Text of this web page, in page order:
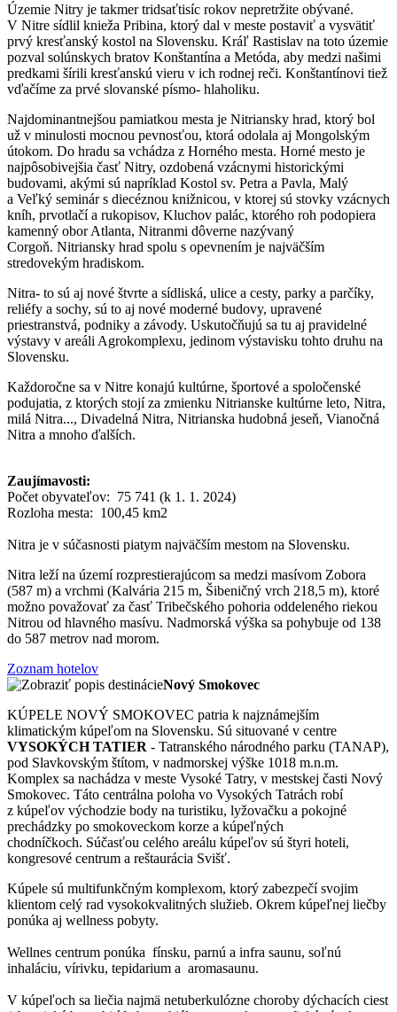
Územie Nitry je takmer tridsaťtisíc rokov nepretržite obývané.
V Nitre sídlil knieža Pribina, ktorý dal v meste postaviť a vysvätiť
prvý kresťanský kostol na Slovensku. Kráľ Rastislav na toto územie
pozval solúnskych bratov Konštantína a Metóda, aby medzi našimi
predkami šírili kresťanskú vieru v ich rodnej reči. Konštantínovi tiež
vďačíme za prvé slovanské písmo- hlaholiku.
Najdominantnejšou pamiatkou mesta je Nitriansky hrad, ktorý bol
už v minulosti mocnou pevnosťou, ktorá odolala aj Mongolským
útokom. Do hradu sa vchádza z Horného mesta. Horné mesto je
najpôsobivejšia časť Nitry, ozdobená vzácnymi historickými
budovami, akými sú napríklad Kostol sv. Petra a Pavla, Malý
a Veľký seminár s diecéznou knižnicou, v ktorej sú stovky vzácnych
kníh, prvotlačí a rukopisov, Kluchov palác, ktorého roh podopiera
kamenný obor Atlanta, Nitranmi dôverne nazývaný
Corgoň. Nitriansky hrad spolu s opevnením je najväčším
stredovekým hradiskom.
Nitra- to sú aj nové štvrte a sídliská, ulice a cesty, parky a parčíky,
reliéfy a sochy, sú to aj nové moderné budovy, upravené
priestranstvá, podniky a závody. Uskutočňujú sa tu aj pravidelné
výstavy v areáli Agrokomplexu, jedinom výstavisku tohto druhu na
Slovensku.
Každoročne sa v Nitre konajú kultúrne, športové a spoločenské
podujatia, z ktorých stojí za zmienku Nitrianske kultúrne leto, Nitra,
milá Nitra..., Divadelná Nitra, Nitrianska hudobná jeseň, Vianočná
Nitra a mnoho ďalších.
Zaujímavosti:
Počet obyvateľov: 75 741 (k 1. 1. 2024)
Rozloha mesta: 100,45 km2
Nitra je v súčasnosti piatym najväčším mestom na Slovensku.
Nitra leží na území rozprestierajúcom sa medzi masívom Zobora
(587 m) a vrchmi (Kalvária 215 m, Šibeničný vrch 218,5 m), ktoré
možno považovať za časť Tribečského pohoria oddeleného riekou
Nitrou od hlavného masívu. Nadmorská výška sa pohybuje od 138
do 587 metrov nad morom.
Zoznam hotelov
Nový Smokovec
KÚPELE NOVÝ SMOKOVEC patria k najznámejším
klimatickým kúpeľom na Slovensku. Sú situované v centre
VYSOKÝCH TATIER - Tatranského národného parku (TANAP),
pod Slavkovským štítom, v nadmorskej výške 1018 m.n.m.
Komplex sa nachádza v meste Vysoké Tatry, v mestskej časti Nový
Smokovec. Táto centrálna poloha vo Vysokých Tatrách robí
z kúpeľov východzie body na turistiku, lyžovačku a pokojné
prechádzky po smokoveckom korze a kúpeľných
chodníčkoch. Súčasťou celého areálu kúpeľov sú štyri hoteli,
kongresové centrum a reštaurácia Svišť.
Kúpele sú multifunkčným komplexom, ktorý zabezpečí svojim
klientom celý rad vysokokvalitných služieb. Okrem kúpeľnej liečby
ponúka aj wellness pobyty.
Wellnes centrum ponúka fínsku, parnú a infra saunu, soľnú
inhaláciu, vírivku, tepidarium a aromasaunu.
V kúpeľoch sa liečia najmä netuberkulózne choroby dýchacích ciest